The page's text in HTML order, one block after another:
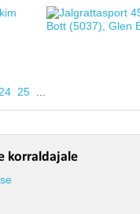
24 25...
korraldajale